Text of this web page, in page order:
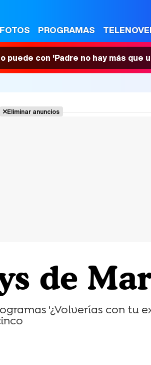
FOTOS PROGRAMAS
con 'Padre no hay más que
Eliminar anuncios
de
'¿Volverías con tu